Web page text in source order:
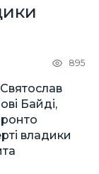
895
Байді,
владики